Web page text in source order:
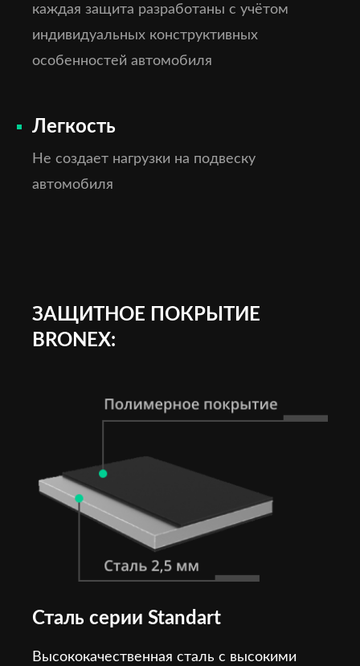
каждая защита разработаны с учётом
индивидуальных конструктивных
особенностей автомобиля
Легкость
Не создает нагрузки на подвеску
автомобиля
ЗАЩИТНОЕ ПОКРЫТИЕ
BRONEX:
Сталь серии Standart
Высококачественная сталь с высокими